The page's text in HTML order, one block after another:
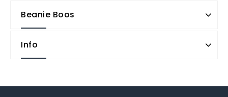
Beanie Boos
Info